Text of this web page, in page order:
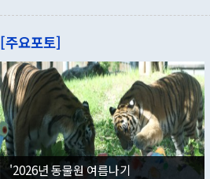
관은 업
이 9월
며 "정
은 "그
잘랐다.
않았다
사합의
권이라
뒤 "여
는 배당
였던 올
인의 해
각각 증
국인의
감소하
경신했
분기 말
다. 내
[주요포토]
'2026년 동물원 여름나기